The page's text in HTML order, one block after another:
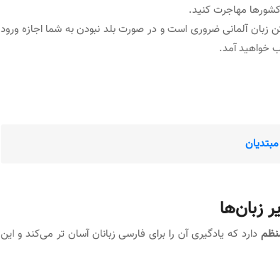
مهاجرت کنید.
آلمانی ضروری است و در صورت بلد نبودن به شما اجازه ورود
خواهید آمد.
زبان‌ها
دارد که یادگیری آن را برای فارسی زبانان آسان تر می‌کند و این